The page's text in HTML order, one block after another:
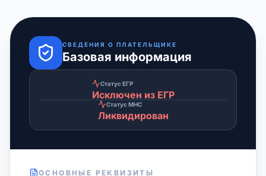
СВЕДЕНИЯ О ПЛАТЕЛЬЩИКЕ
Базовая информация
Статус ЕГР
Исключен из ЕГР
Статус МНС
Ликвидирован
ОСНОВНЫЕ РЕКВИЗИТЫ